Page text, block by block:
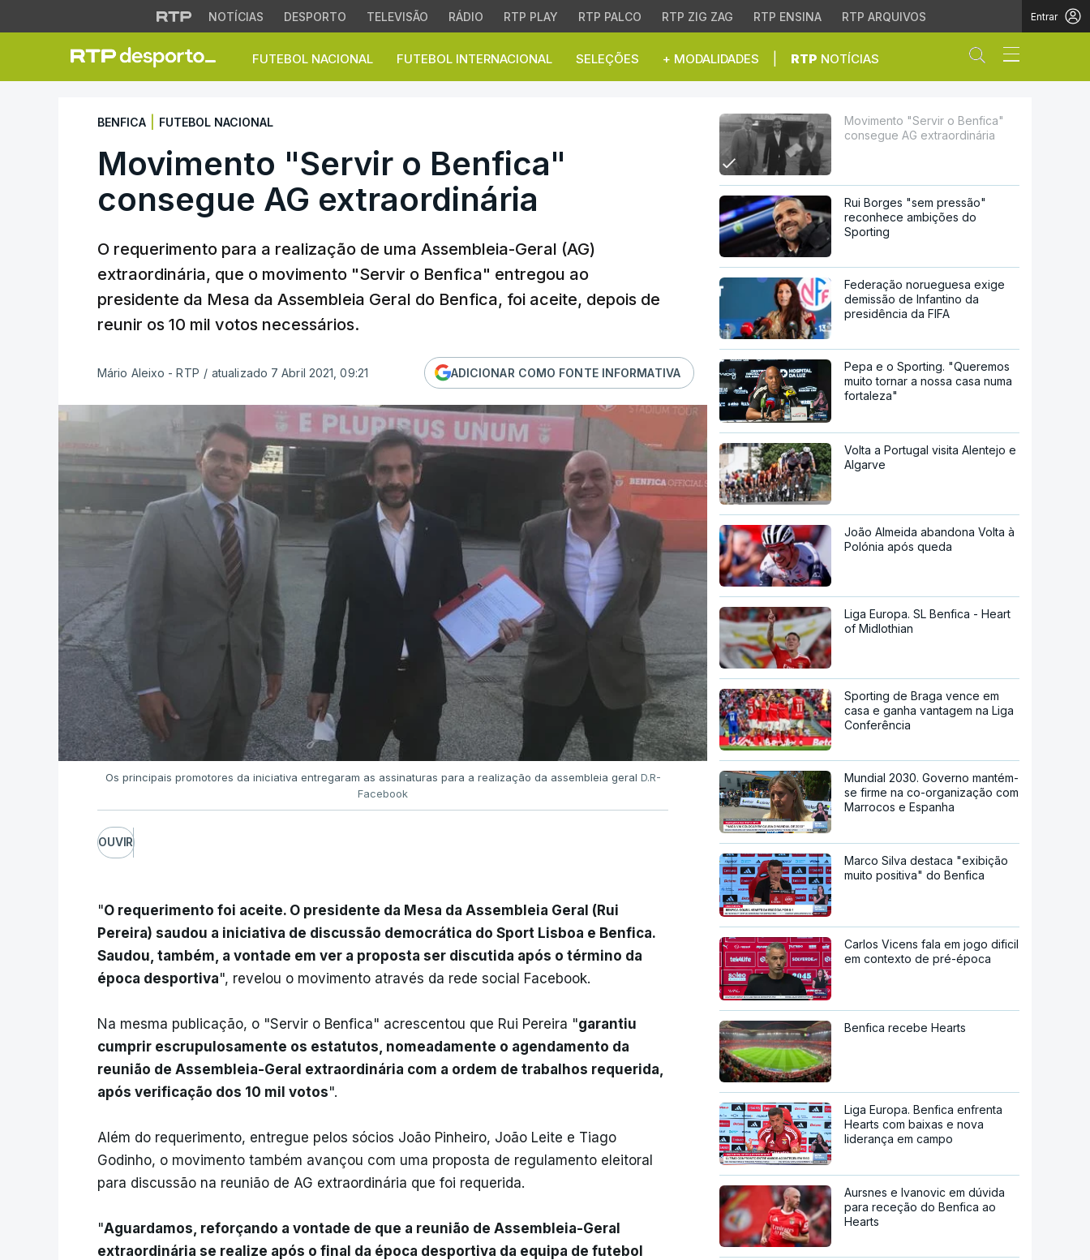
NOTÍCIAS DESPORTO TELEVISÃO RÁDIO RTP PLAY RTP PALCO RTP ZIG ZAG RTP ENSINA RTP ARQUIVOS Entrar
FUTEBOL NACIONAL FUTEBOL INTERNACIONAL SELEÇÕES + MODALIDADES RTP NOTÍCIAS Abrir campo
Movimento "Servir o Benfica" consegue AG extraordinária
BENFICA FUTEBOL NACIONAL
Movimento "Servir o Benfica"
consegue AG extraordinária
O requerimento para a realização de uma Assembleia-Geral (AG)
extraordinária, que o movimento "Servir o Benfica" entregou ao
presidente da Mesa da Assembleia Geral do Benfica, foi aceite, depois de
reunir os 10 mil votos necessários.
Mário Aleixo - RTP / atualizado 7 Abril 2021, 09:21 ADICIONAR COMO FONTE INFORMATIVA
Os principais promotores da iniciativa entregaram as assinaturas para a realização da assembleia geral D.R-
Facebook
OUVIR
"O requerimento foi aceite. O presidente da Mesa da Assembleia Geral (Rui
Pereira) saudou a iniciativa de discussão democrática do Sport Lisboa e Benfica.
Saudou, também, a vontade em ver a proposta ser discutida após o término da
época desportiva", revelou o movimento através da rede social Facebook.
Na mesma publicação, o "Servir o Benfica" acrescentou que Rui Pereira "garantiu
cumprir escrupulosamente os estatutos, nomeadamente o agendamento da
reunião de Assembleia-Geral extraordinária com a ordem de trabalhos requerida,
após verificação dos 10 mil votos".
Além do requerimento, entregue pelos sócios João Pinheiro, João Leite e Tiago
Godinho, o movimento também avançou com uma proposta de regulamento eleitoral
para discussão na reunião de AG extraordinária que foi requerida.
"Aguardamos, reforçando a vontade de que a reunião de Assembleia-Geral
extraordinária se realize após o final da época desportiva da equipa de futebol
Movimento "Servir o Benfica"
consegue AG extraordinária
Rui Borges "sem pressão"
reconhece ambições do
Sporting
Federação norueguesa exige
demissão de Infantino da
presidência da FIFA
Pepa e o Sporting. "Queremos
muito tornar a nossa casa numa
fortaleza"
Volta a Portugal visita Alentejo e
Algarve
João Almeida abandona Volta à
Polónia após queda
Liga Europa. SL Benfica - Heart
of Midlothian
Sporting de Braga vence em
casa e ganha vantagem na Liga
Conferência
Mundial 2030. Governo mantém-
se firme na co-organização com
Marrocos e Espanha
Marco Silva destaca "exibição
muito positiva" do Benfica
Carlos Vicens fala em jogo dificil
em contexto de pré-época
Benfica recebe Hearts
Liga Europa. Benfica enfrenta
Hearts com baixas e nova
liderança em campo
Aursnes e Ivanovic em dúvida
para receção do Benfica ao
Hearts